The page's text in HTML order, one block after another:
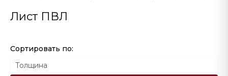
Лист ПВЛ
Сортировать по:
Толщина